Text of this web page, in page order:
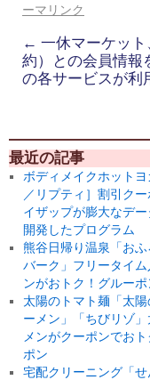
ーマリンク
← 一休マーケッ
約）との会員情報
の各サービスが利
最近の記事
ボディメイクホット
／リプティ］割引ク
イザップが膨大なデー
開発したプログラム
熊谷日帰り温泉「お
バーク」フリータイ
ンがおトク！グルーポ
太陽のトマト麺「太陽
ーメン」「ちびリゾ
メンがクーポンでお
ポン
宅配クリーニング「